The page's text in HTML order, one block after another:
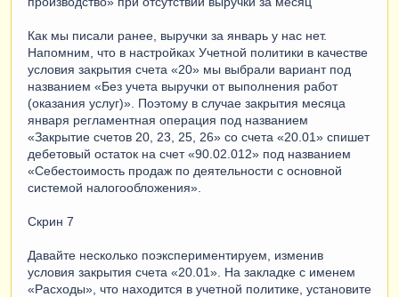
Как мы писали ранее, выручки за январь у нас нет.
Напомним, что в настройках Учетной политики в качестве
условия закрытия счета «20» мы выбрали вариант под
названием «Без учета выручки от выполнения работ
(оказания услуг)». Поэтому в случае закрытия месяца
января регламентная операция под названием
«Закрытие счетов 20, 23, 25, 26» со счета «20.01» спишет
дебетовый остаток на счет «90.02.012» под названием
«Себестоимость продаж по деятельности с основной
системой налогообложения».
Скрин 7
Давайте несколько поэкспериментируем, изменив
условия закрытия счета «20.01». На закладке с именем
«Расходы», что находится в учетной политике, установите